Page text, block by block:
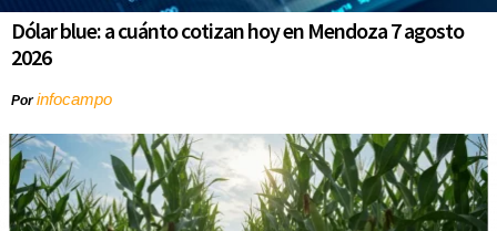
Dólar blue: a cuánto cotizan hoy en Mendoza 7 agosto
2026
Porinfocampo